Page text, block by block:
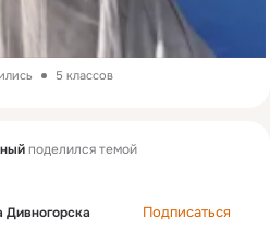
5 классов
поделился темой
Дивногорска Подписаться